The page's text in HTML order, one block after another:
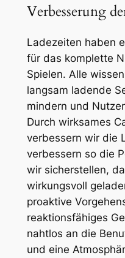
Verbesserung
Ladezeiten haben
für das komplette
Spielen. Alle
langsam ladende
mindern und
Durch wirksames
verbessern wir die
verbessern so die
wir sicherstellen,
wirkungsvoll
proaktive
reaktionsfähiges
nahtlos an die
und eine